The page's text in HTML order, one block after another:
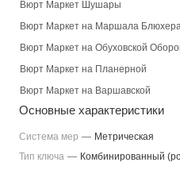
Вюрт Маркет Шушары
Вюрт Маркет на Маршала
Вюрт Маркет на Обуховской
Вюрт Маркет на Планерной
Вюрт Маркет на Варшавской
Основные характеристики
Система мер — Метрическая
Тип ключа — Комбинированный